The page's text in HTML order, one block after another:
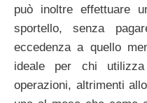
può inoltre effettuare
sportello, senza
eccedenza a quello
ideale per chi
operazioni, altrimenti